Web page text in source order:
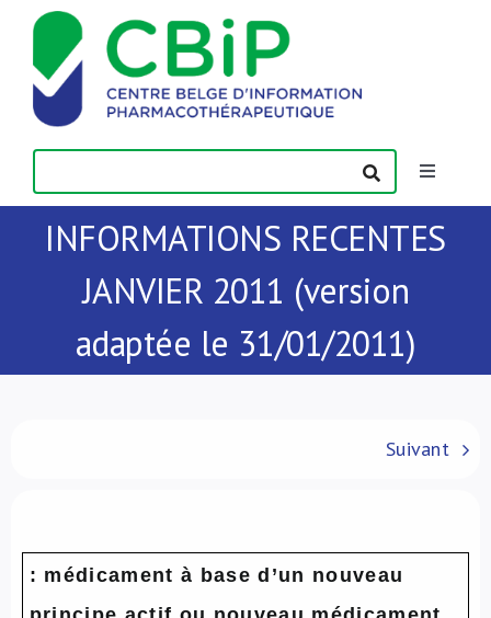
Passer
contenu
Toggle
Actualités
Publications
Formations
INFORMATIONS RECENTES
JANVIER 2011 (version
adaptée le 31/01/2011)
Suivant
: médicament à base d’un nouveau